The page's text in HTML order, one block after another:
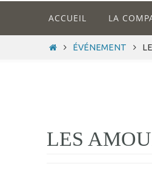
le
ACCUEIL LA
HOMEÉVÉNEMENT
LES